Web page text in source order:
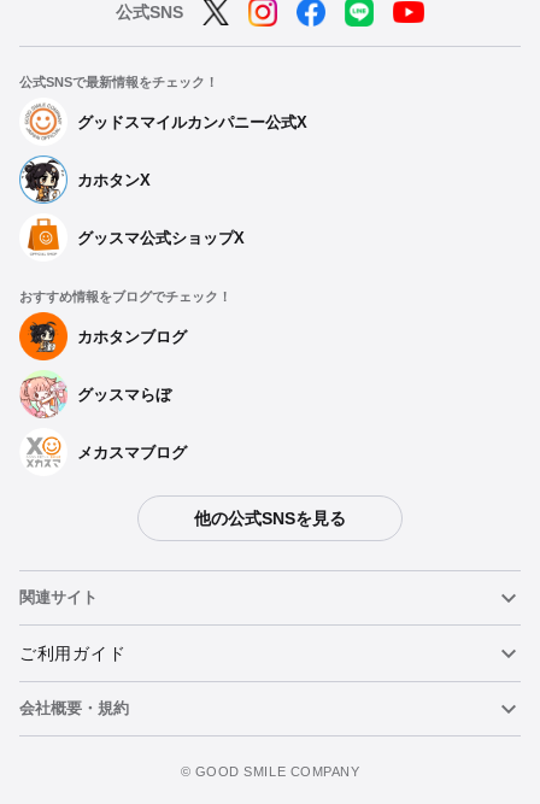
公式SNS
公式SNSで最新情報をチェック！
グッドスマイルカンパニー公式X
カホタンX
グッスマ公式ショップX
おすすめ情報をブログでチェック！
カホタンブログ
グッスマらぼ
メカスマブログ
他の公式SNSを見る
関連サイト
ねんどろいど
ねんどろいどフェイスメーカー
ご利用ガイド
重要なお知らせ
会社概要・規約
©️ GOOD SMILE COMPANY